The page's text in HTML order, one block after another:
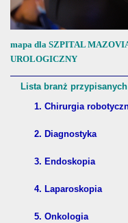
mapa dla SZPITAL
UROLOGICZNY
Lista branż
1. Chirurgia
2. Diagnostyka
3. Endoskopia
4. Laparoskopia
5. Onkologia